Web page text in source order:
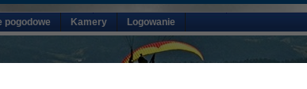
pogodowe Kamery Logowanie